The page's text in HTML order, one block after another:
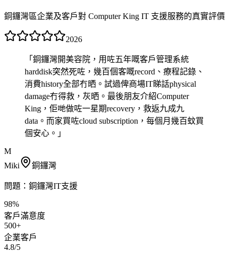
銅鑼灣區企業及客戶對 Computer King IT 支援服務的真實評價
2026
「 銅鑼灣開美容院，用咗五年嘅客戶管理系統
harddisk突然死咗，幾百個客嘅record、療程記錄、
消費history全部冇晒。試過俾商場IT睇話physical
damage冇得救，灰晒。最後朋友介紹Computer
King，佢哋做咗一星期recovery，救返九成九
data。而家買咗cloud subscription，每個月幾百蚊買
個安心。 」
M
Miki
銅鑼灣
問題： 銅鑼灣IT支援
98%
客戶滿意度
500+
企業客戶
4.8/5